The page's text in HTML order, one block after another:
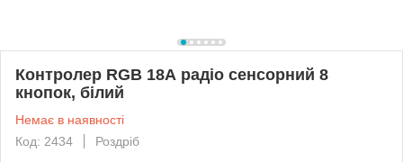
Контролер RGB 18А радіо сенсорний 8
кнопок, білий
Немає в наявності
Код: 2434
Роздріб